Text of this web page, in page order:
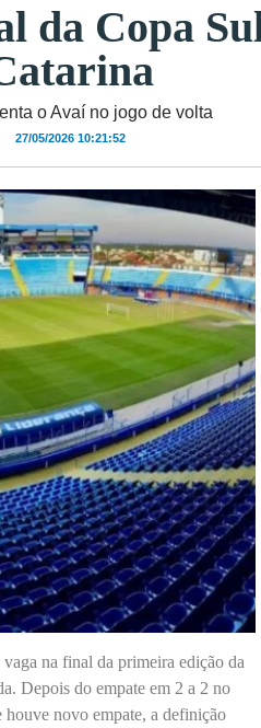
da Copa
o Avaí no jogo de volta
27/05/2026 10:21:52
na final da primeira edição da
Depois do empate em 2 a 2 no
novo empate, a definição